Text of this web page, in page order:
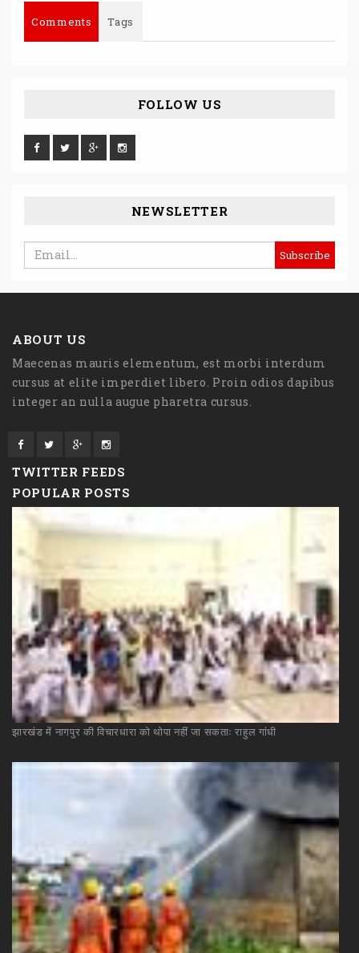
Comments Tags
FOLLOW US
NEWSLETTER
ABOUT US
Maecenas mauris elementum, est morbi interdum
cursus at elite imperdiet libero. Proin odios dapibus
integer an nulla augue pharetra cursus.
TWITTER FEEDS
POPULAR POSTS
झारखंड में नागपुर की विचारधारा को थोपा नहीं जा सकताः राहुल गांधी